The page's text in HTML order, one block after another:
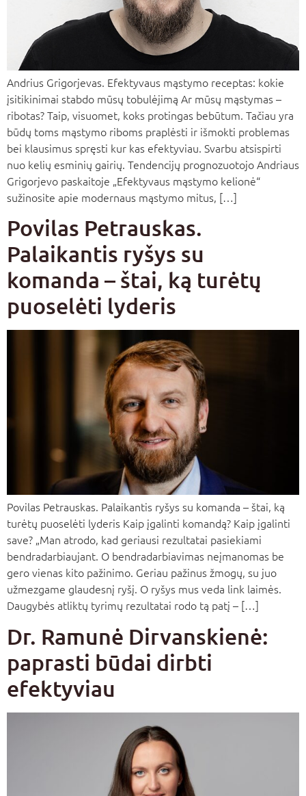
Andrius Grigorjevas. Efektyvaus mąstymo receptas: kokie
įsitikinimai stabdo mūsų tobulėjimą Ar mūsų mąstymas –
ribotas? Taip, visuomet, koks protingas bebūtum. Tačiau yra
būdų toms mąstymo riboms praplėsti ir išmokti problemas
bei klausimus spręsti kur kas efektyviau. Svarbu atsispirti
nuo kelių esminių gairių. Tendencijų prognozuotojo Andriaus
Grigorjevo paskaitoje „Efektyvaus mąstymo kelionė“
sužinosite apie modernaus mąstymo mitus, […]
Povilas Petrauskas.
Palaikantis ryšys su
komanda – štai, ką turėtų
puoselėti lyderis
Povilas Petrauskas. Palaikantis ryšys su komanda – štai, ką
turėtų puoselėti lyderis Kaip įgalinti komandą? Kaip įgalinti
save? „Man atrodo, kad geriausi rezultatai pasiekiami
bendradarbiaujant. O bendradarbiavimas neįmanomas be
gero vienas kito pažinimo. Geriau pažinus žmogų, su juo
užmezgame glaudesnį ryšį. O ryšys mus veda link laimės.
Daugybės atliktų tyrimų rezultatai rodo tą patį – […]
Dr. Ramunė Dirvanskienė:
paprasti būdai dirbti
efektyviau